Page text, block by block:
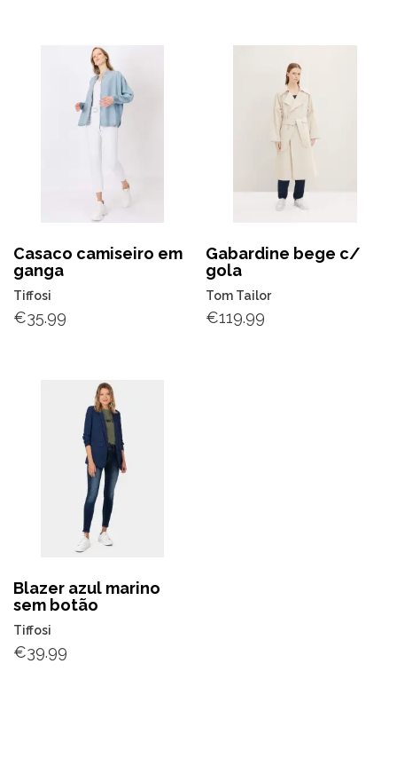
Casaco camiseiro em
ganga
Tiffosi
€35.99
Gabardine bege c/
gola
Tom Tailor
€119.99
Blazer azul marino
sem botão
Tiffosi
€39.99